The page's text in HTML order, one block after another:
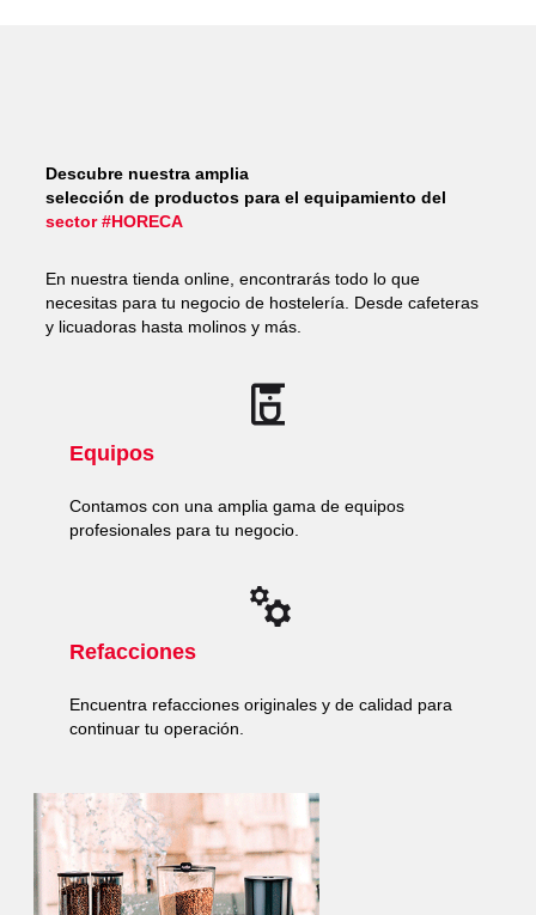
Descubre nuestra amplia
selección de productos para el equipamiento del
sector #HORECA
En nuestra tienda online, encontrarás todo lo que
necesitas para tu negocio de hostelería. Desde cafeteras
y licuadoras hasta molinos y más.
Equipos
Contamos con una amplia gama de equipos
profesionales para tu negocio.
Refacciones
Encuentra refacciones originales y de calidad para
continuar tu operación.